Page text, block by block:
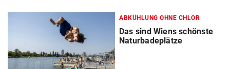
ABKÜHLUNG OHNE CHLOR
Das sind Wiens schönste
Naturbadeplätze